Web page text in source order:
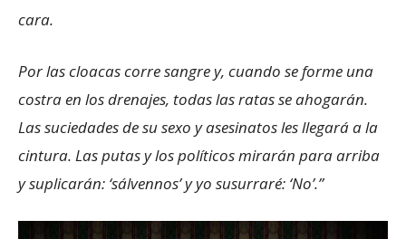
cara.
Por las cloacas corre sangre y, cuando se forme una
costra en los drenajes, todas las ratas se ahogarán.
Las suciedades de su sexo y asesinatos les llegará a la
cintura. Las putas y los políticos mirarán para arriba
y suplicarán: ‘sálvennos’ y yo susurraré: ‘No’.”